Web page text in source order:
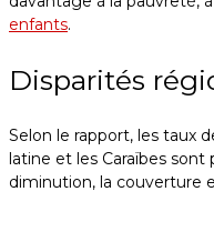
enfants.
Disparités
Selon le rapport, les taux
latine et les Caraïbes sont
diminution, la couverture